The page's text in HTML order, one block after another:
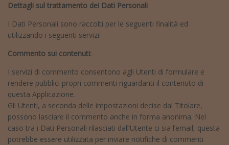
Dettagli sul trattamento dei Dati Personali
I Dati Personali sono raccolti per le seguenti finalità ed
utilizzando i seguenti servizi:
Commento sui contenuti:
I servizi di commento consentono agli Utenti di formulare e
rendere pubblici propri commenti riguardanti il contenuto di
questa Applicazione.
Gli Utenti, a seconda delle impostazioni decise dal Titolare,
possono lasciare il commento anche in forma anonima. Nel
caso tra i Dati Personali rilasciati dall’Utente ci sia l’email, questa
potrebbe essere utilizzata per inviare notifiche di commenti